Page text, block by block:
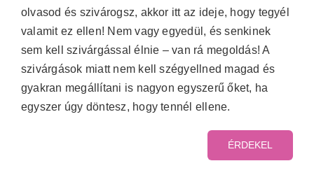
olvasod és szivárogsz, akkor itt az ideje, hogy tegyél
valamit ez ellen! Nem vagy egyedül, és senkinek
sem kell szivárgással élnie – van rá megoldás! A
szivárgások miatt nem kell szégyellned magad és
gyakran megállítani is nagyon egyszerű őket, ha
egyszer úgy döntesz, hogy tennél ellene.
ÉRDEKEL